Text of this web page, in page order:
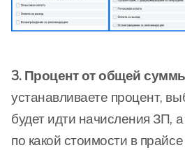
3. Процент от общей
устанавливаете процент,
будет идти начисления ЗП,
по какой стоимости в